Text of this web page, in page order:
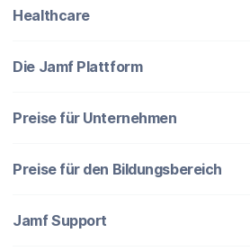
Healthcare
Die Jamf Plattform
Preise für Unternehmen
Preise für den Bildungsbereich
Jamf Support